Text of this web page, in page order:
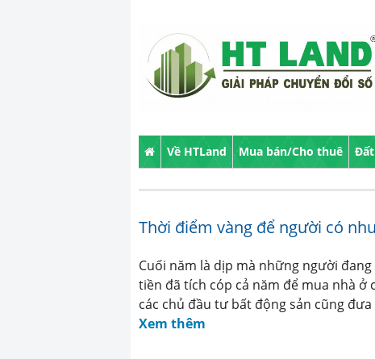
Về HTLand Mua bán/Cho thuê
Thời điểm vàng để người có
Cuối năm là dịp mà những người
tiền đã tích cóp cả năm để mua nhà ở
các chủ đầu tư bất động sản cũng
Xem thêm